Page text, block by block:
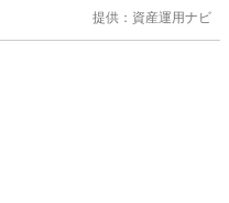
提供：資産運用ナビ